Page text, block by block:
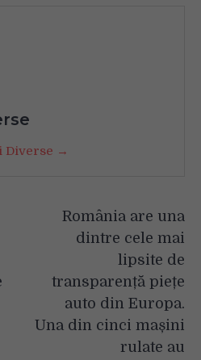
Diverse →
România are una
dintre cele mai
lipsite de
transparență piețe
auto din Europa.
Una din cinci mașini
rulate au